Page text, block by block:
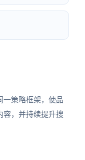
一策略框架，使品
容，并持续提升搜